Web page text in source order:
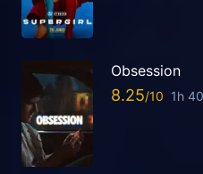
Obsession
8.25 1h